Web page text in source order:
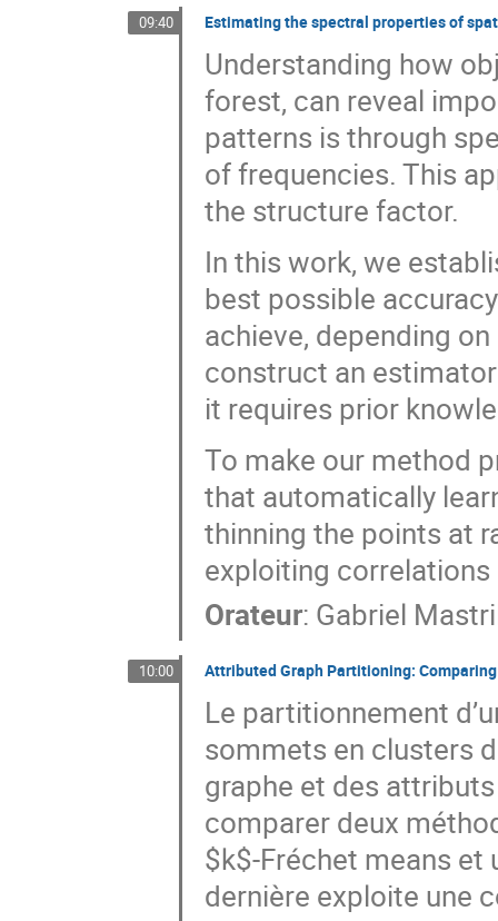
09:40 Estimating the spectral properties of
Understanding how
forest, can reveal
patterns is through
of frequencies. This
the structure factor.
In this work, we
best possible
achieve, depending
construct an
it requires prior
To make our method
that automatically
thinning the points at
exploiting
Orateur: Gabriel
10:00 Attributed Graph Partitioning:
Le partitionnement
sommets en clusters
graphe et des
comparer deux
$k$-Fréchet means
dernière exploite une